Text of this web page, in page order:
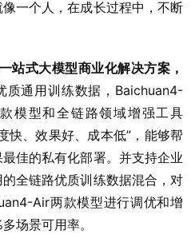
一个人，在成长过程中，不断
站式大模型商业化解决方案，
质通用训练数据，Baichuan4-
模型和全链路领域增强工具
快、效果好、成本低”，能够帮
佳的私有化部署。并支持企业
全链路优质训练数据混合，对
Air两款模型进行调优和增
场景可用率。